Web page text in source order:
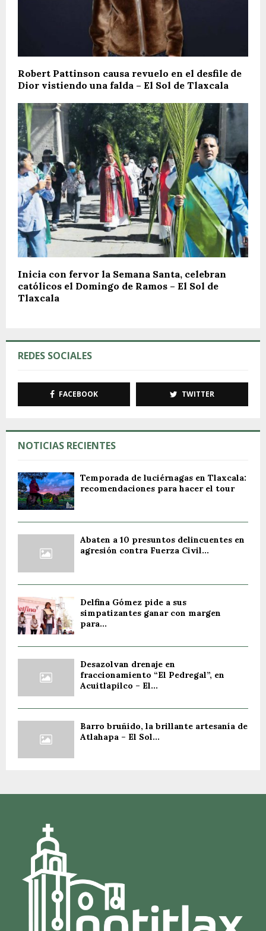
Robert Pattinson causa revuelo en el desfile de
Dior vistiendo una falda – El Sol de Tlaxcala
Inicia con fervor la Semana Santa, celebran
católicos el Domingo de Ramos – El Sol de
Tlaxcala
REDES SOCIALES
FACEBOOK TWITTER
NOTICIAS RECIENTES
Temporada de luciérnagas en Tlaxcala:
recomendaciones para hacer el tour
Abaten a 10 presuntos delincuentes en
agresión contra Fuerza Civil...
Delfina Gómez pide a sus
simpatizantes ganar con margen
para...
Desazolvan drenaje en
fraccionamiento “El Pedregal”, en
Acuitlapilco – El...
Barro bruñido, la brillante artesanía de
Atlahapa – El Sol...